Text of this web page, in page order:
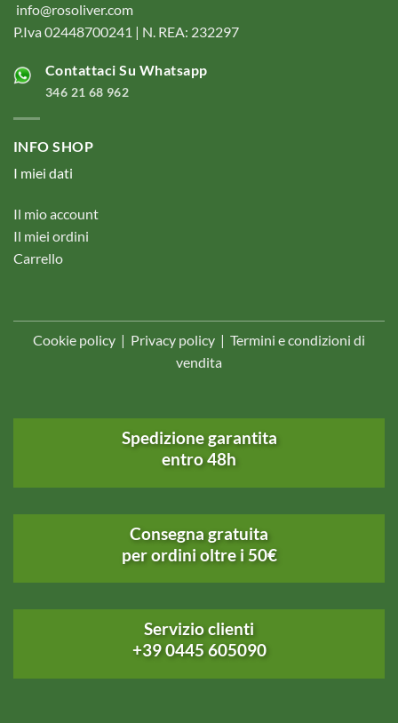
info@rosoliver.com
P.Iva 02448700241 | N. REA: 232297
Contattaci Su Whatsapp
346 21 68 962
INFO SHOP
I miei dati
Il mio account
Il miei ordini
Carrello
Cookie policy | Privacy policy | Termini e condizioni di
vendita
Spedizione garantita
entro 48h
Consegna gratuita
per ordini oltre i 50€
Servizio clienti
+39 0445 605090